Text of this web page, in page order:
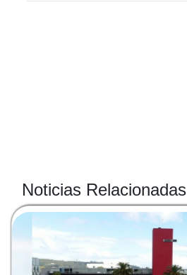
Noticias Relacionadas